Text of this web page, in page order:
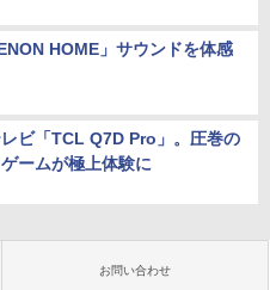
HOME」サウンドを体感
ビ「TCL Q7D Pro」。圧巻の
ームが極上体験に
お問い合わせ